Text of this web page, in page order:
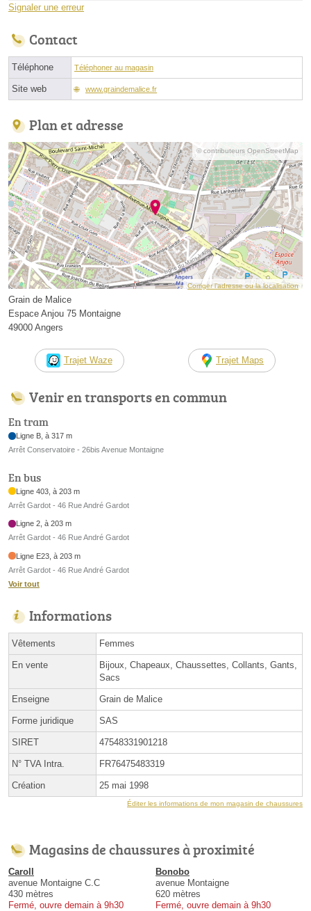
Signaler une erreur
Contact
Téléphone Téléphoner au magasin
Site web www.graindemalice.fr
Plan et adresse
© contributeurs OpenStreetMap
Corriger l’adresse ou la localisation
Grain de Malice
Espace Anjou 75 Montaigne
49000 Angers
Trajet Waze Trajet Maps
Venir en transports en commun
En tram
Ligne B, à 317 m
Arrêt Conservatoire - 26bis Avenue Montaigne
En bus
Ligne 403, à 203 m
Arrêt Gardot - 46 Rue André Gardot
Ligne 2, à 203 m
Arrêt Gardot - 46 Rue André Gardot
Ligne E23, à 203 m
Arrêt Gardot - 46 Rue André Gardot
Voir tout
Informations
Vêtements Femmes
En vente
Bijoux, Chapeaux, Chaussettes, Collants, Gants,
Sacs
Enseigne Grain de Malice
Forme juridique SAS
SIRET 47548331901218
N° TVA Intra. FR76475483319
Création 25 mai 1998
Éditer les informations de mon magasin de chaussures
Magasins de chaussures à proximité
Caroll
avenue Montaigne C.C
430 mètres
Fermé, ouvre demain à 9h30
Bonobo
avenue Montaigne
620 mètres
Fermé, ouvre demain à 9h30